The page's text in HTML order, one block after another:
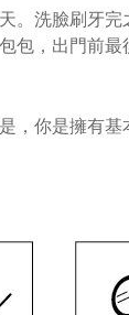
。洗臉刷牙
包，出門前最
，你是擁有基